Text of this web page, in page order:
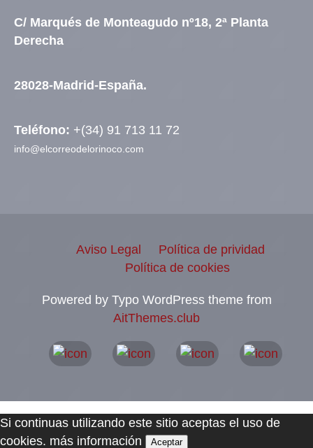
C/ Marqués de Monteagudo nº18, 2ª Planta
Derecha
28028-Madrid-España.
Teléfono: +(34) 91 713 11 72
info@elcorreodelorinoco.com
Aviso Legal
Política de prividad
Política de cookies
Powered by Typo WordPress theme from
AitThemes.club
Si continuas utilizando este sitio aceptas el uso de
cookies. más información Aceptar